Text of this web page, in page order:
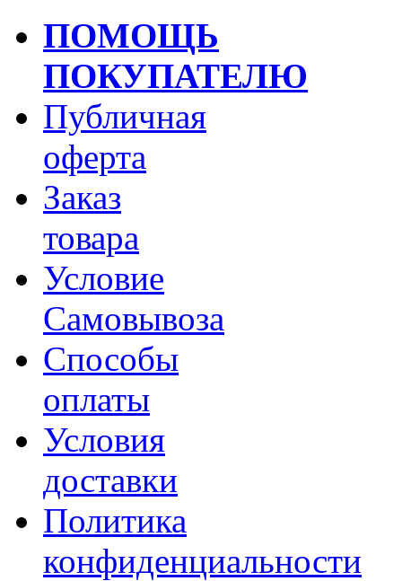
ПОМОЩЬ
ПОКУПАТЕЛЮ
Публичная
оферта
Заказ
товара
Условие
Самовывоза
Способы
оплаты
Условия
доставки
Политика
конфиденциальности